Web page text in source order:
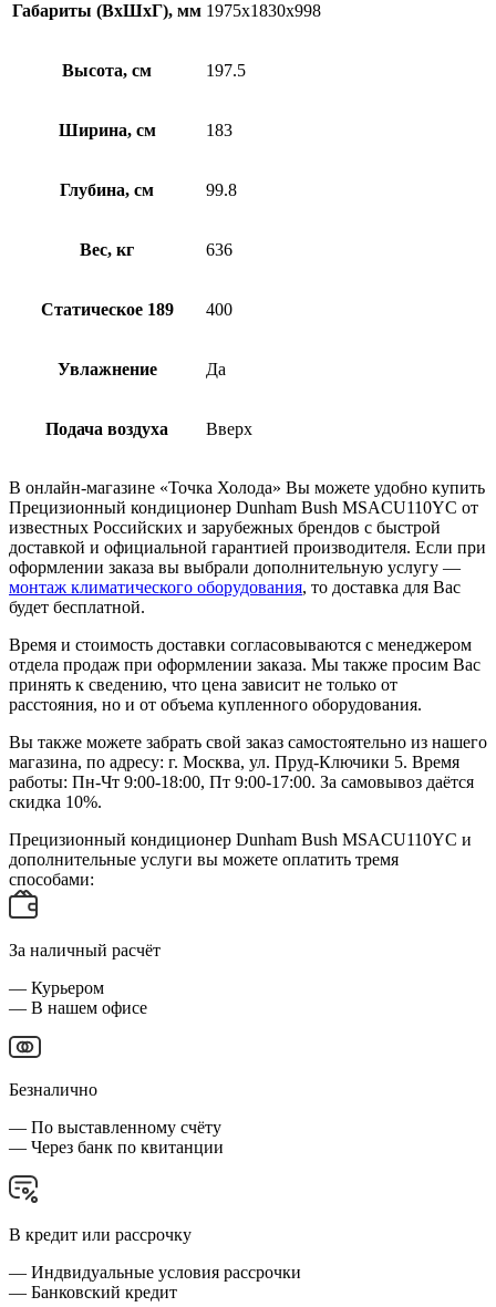
Габариты (ВхШхГ), мм 1975х1830х998
Высота, см 197.5
Ширина, см 183
Глубина, см 99.8
Вес, кг 636
Статическое 189 400
Увлажнение Да
Подача воздуха Вверх
В онлайн-магазине «Точка Холода» Вы можете удобно купить
Прецизионный кондиционер Dunham Bush MSACU110YC от
известных Российских и зарубежных брендов с быстрой
доставкой и официальной гарантией производителя. Если при
оформлении заказа вы выбрали дополнительную услугу —
монтаж климатического оборудования, то доставка для Вас
будет бесплатной.
Время и стоимость доставки согласовываются с менеджером
отдела продаж при оформлении заказа. Мы также просим Вас
принять к сведению, что цена зависит не только от
расстояния, но и от объема купленного оборудования.
Вы также можете забрать свой заказ самостоятельно из нашего
магазина, по адресу: г. Москва, ул. Пруд-Ключики 5. Время
работы: Пн-Чт 9:00-18:00, Пт 9:00-17:00. За самовывоз даётся
скидка 10%.
Прецизионный кондиционер Dunham Bush MSACU110YC и
дополнительные услуги вы можете оплатить тремя
способами:
За наличный расчёт
— Курьером
— В нашем офисе
Безналично
— По выставленному счёту
— Через банк по квитанции
В кредит или рассрочку
— Индвидуальные условия рассрочки
— Банковский кредит